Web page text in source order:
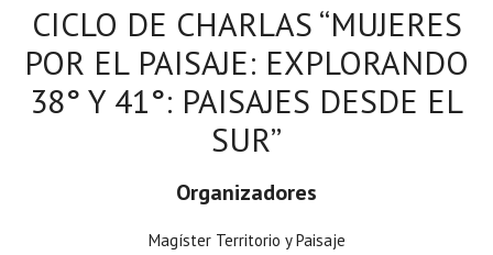
CICLO DE CHARLAS “MUJERES
POR EL PAISAJE: EXPLORANDO
38° Y 41°: PAISAJES DESDE EL
SUR”
Organizadores
Magíster Territorio y Paisaje